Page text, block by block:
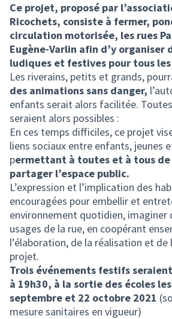
Ce projet, proposé par
Ricochets, consiste à fermer,
circulation motorisée, les rues
Eugène-Varlin afin d’y organiser
ludiques et festives pour tous les
Les riverains, petits et grands,
des animations sans danger,
enfants serait alors facilitée.
seraient alors possibles :
En ces temps difficiles, ce projet
liens sociaux entre enfants, jeunes
permettant à toutes et à tous
partager l’espace public.
L’expression et l’implication des
encouragées pour embellir et
environnement quotidien, imaginer
usages de la rue, en coopérant
l’élaboration, de la réalisation et de
projet.
Trois événements festifs
à 19h30, à la sortie des écoles
septembre et 22 octobre 2021
mesure sanitaires en vigueur)